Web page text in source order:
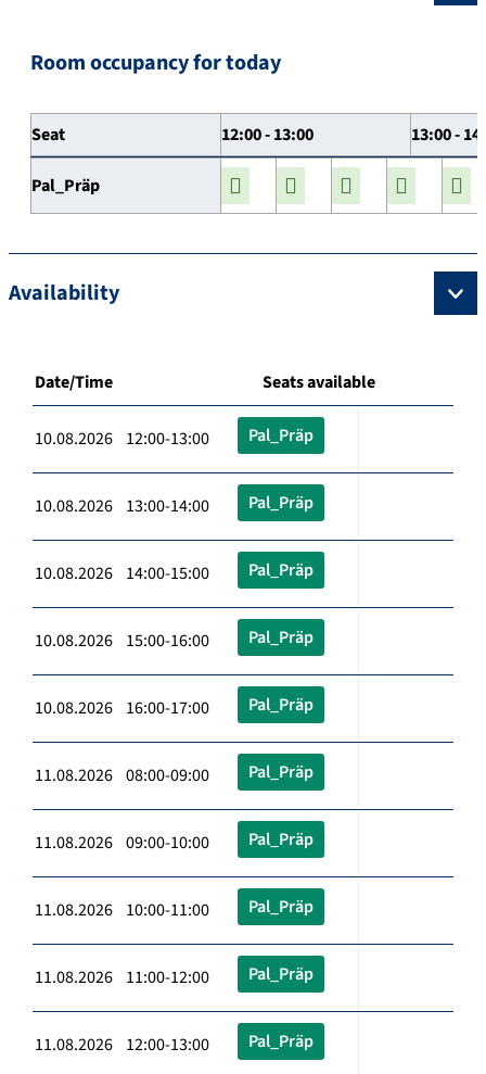
Room occupancy for today
Seat 12:00 - 13:00 13:00 -
Pal_Präp
Availability
Date/Time Seats available
10.08.2026 12:00-13:00 Pal_Präp
10.08.2026 13:00-14:00 Pal_Präp
10.08.2026 14:00-15:00 Pal_Präp
10.08.2026 15:00-16:00 Pal_Präp
10.08.2026 16:00-17:00 Pal_Präp
11.08.2026 08:00-09:00 Pal_Präp
11.08.2026 09:00-10:00 Pal_Präp
11.08.2026 10:00-11:00 Pal_Präp
11.08.2026 11:00-12:00 Pal_Präp
11.08.2026 12:00-13:00 Pal_Präp